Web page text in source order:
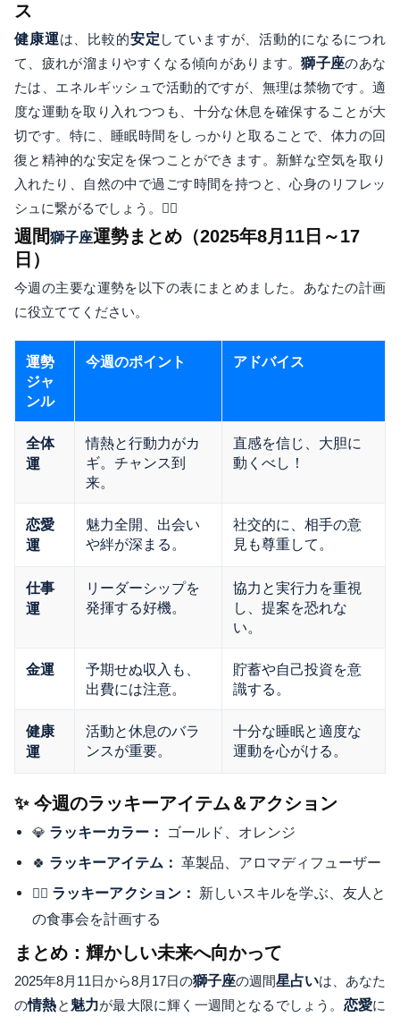
ス
健康運は、比較的安定 していますが、活動的になるにつれ
て、疲れが溜まりやすくなる傾向があります。獅子座のあな
たは、エネルギッシュで活動的ですが、無理は禁物です。適
度な運動を取り入れつつも、十分な休息を確保することが大
切です。特に、睡眠時間をしっかりと取ることで、体力の回
復と精神的な安定を保つことができます。新鮮な空気を取り
入れたり、自然の中で過ごす時間を持つと、心身のリフレッ
シュに繋がるでしょう。🧘‍♀️
週間獅子座運勢まとめ（2025年8月11日～17
日）
今週の主要な運勢を以下の表にまとめました。あなたの計画
に役立ててください。
運勢
ジャ
ンル
今週のポイント アドバイス
全体
運
情熱と行動力がカ
ギ。チャンス到
来。
直感を信じ、大胆に
動くべし！
恋愛
運
魅力全開、出会い
や絆が深まる。
社交的に、相手の意
見も尊重して。
仕事
運
リーダーシップを
発揮する好機。
協力と実行力を重視
し、提案を恐れな
い。
金運
予期せぬ収入も、
出費には注意。
貯蓄や自己投資を意
識する。
健康
運
活動と休息のバラ
ンスが重要。
十分な睡眠と適度な
運動を心がける。
✨ 今週のラッキーアイテム＆アクション
💎 ラッキーカラー： ゴールド、オレンジ
🍀 ラッキーアイテム： 革製品、アロマディフューザー
🚶‍♀️ ラッキーアクション：
新しいスキルを学ぶ、友人と
の食事会を計画する
まとめ：輝かしい未来へ向かって
2025年8月11日から8月17日の獅子座の週間星占いは、あなた
の情熱と 魅力が最大限に輝く一週間となるでしょう。 恋愛に